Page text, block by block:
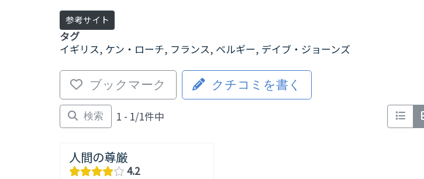
参考サイト
タグ
イギリス, ケン・ローチ, フランス, ベルギー, デイブ・ジョーンズ
ブックマーク クチコミを書く
検索 1 - 1/1件中
人間の尊厳
4.2